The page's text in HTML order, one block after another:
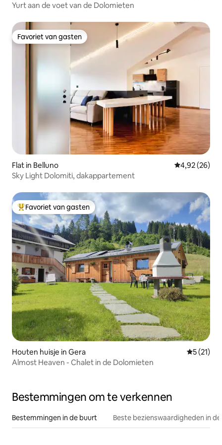
Yurt aan de voet van de Dolomieten
Favoriet van gasten
Favoriet van gasten
Flat in Belluno Gemiddelde
4,92 (26)
Sky Light Dolomiti, dakappartement
Topfavoriet van gasten
Favoriet van gasten
Houten huisje in Gera
5 (21)
Almost Heaven - Chalet in de Dolomieten
Bestemmingen om te verkennen
Bestemmingen in de buurt Beste bezienswaardigheden in